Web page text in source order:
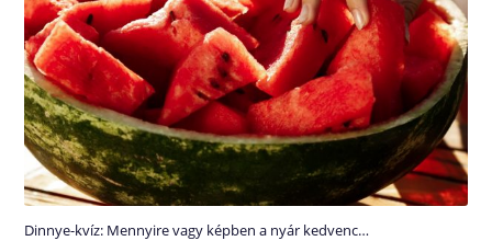
Dinnye-kvíz: Mennyire vagy képben a nyár kedvenc…